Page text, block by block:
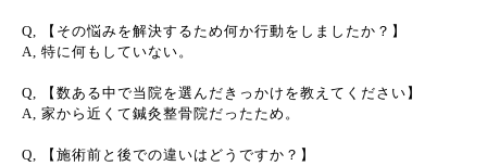
Q, 【その悩みを解決するため何か行動をしましたか？】
A, 特に何もしていない。
Q, 【数ある中で当院を選んだきっかけを教えてください】
A, 家から近くて鍼灸整骨院だったため。
Q, 【施術前と後での違いはどうですか？】